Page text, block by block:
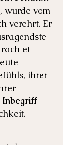
wurde vom
verehrt. Er
ihrer
Inbegriff